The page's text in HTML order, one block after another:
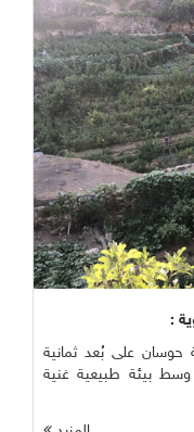
:
حوسان على بُعد ثمانية
بيئة طبيعية غنية